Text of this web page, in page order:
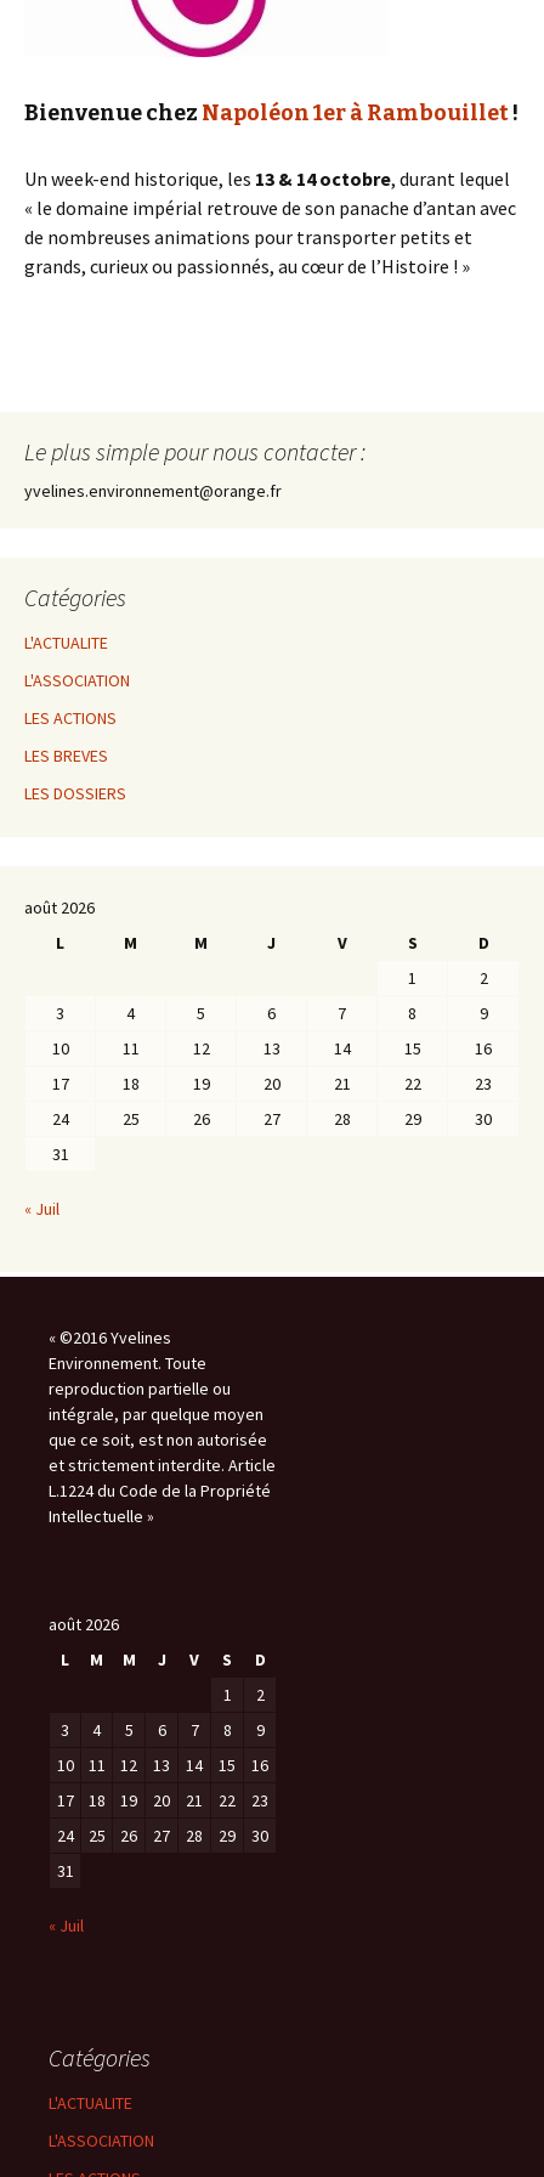
Bienvenue chez Napoléon 1er à Rambouillet!
Un week-end historique, les 13 & 14 octobre, durant lequel
« le domaine impérial retrouve de son panache d’antan avec
de nombreuses animations pour transporter petits et
grands, curieux ou passionnés, au cœur de l’Histoire ! »
Le plus simple pour nous contacter :
yvelines.environnement@orange.fr
Catégories
L'ACTUALITE
L'ASSOCIATION
LES ACTIONS
LES BREVES
LES DOSSIERS
août 2026
L
M M J V S
D
1
2
3
4 5 6 7 8
9
10
11 12 13 14 15
16
17
18 19 20 21 22
23
24
25 26 27 28 29
30
31
« Juil
« ©2016 Yvelines
Environnement. Toute
reproduction partielle ou
intégrale, par quelque moyen
que ce soit, est non autorisée
et strictement interdite. Article
L.1224 du Code de la Propriété
Intellectuelle »
août 2026
L
M M J V S
D
1
2
3
4 5 6 7 8
9
10
11 12 13 14 15
16
17
18 19 20 21 22
23
24
25 26 27 28 29
30
31
« Juil
Catégories
L'ACTUALITE
L'ASSOCIATION